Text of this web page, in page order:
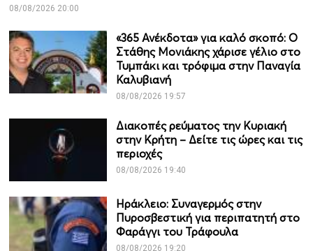
08/08/2026 20:00
«365 Ανέκδοτα» για καλό σκοπό: Ο
Στάθης Μονιάκης χάρισε γέλιο στο
Τυμπάκι και τρόφιμα στην Παναγία
Καλυβιανή
08/08/2026 19:57
Διακοπές ρεύματος την Κυριακή
στην Κρήτη – Δείτε τις ώρες και τις
περιοχές
08/08/2026 19:40
Ηράκλειο: Συναγερμός στην
Πυροσβεστική για περιπατητή στο
Φαράγγι του Τράφουλα
08/08/2026 19:20